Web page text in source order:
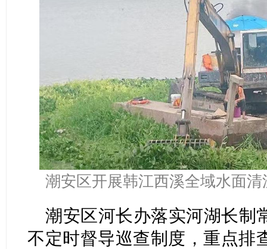
潮安区开展韩江西溪全域水面
潮安区河长办落实河湖长制
不定时督导巡查制度，重点排